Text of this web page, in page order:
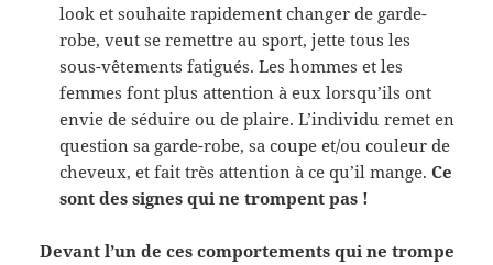
look et souhaite rapidement changer de garde-
robe, veut se remettre au sport, jette tous les
sous-vêtements fatigués. Les hommes et les
femmes font plus attention à eux lorsqu’ils ont
envie de séduire ou de plaire. L’individu remet en
question sa garde-robe, sa coupe et/ou couleur de
cheveux, et fait très attention à ce qu’il mange.Ce
sont des signes qui ne trompent pas !
Devant l’un de ces comportements qui ne trompe